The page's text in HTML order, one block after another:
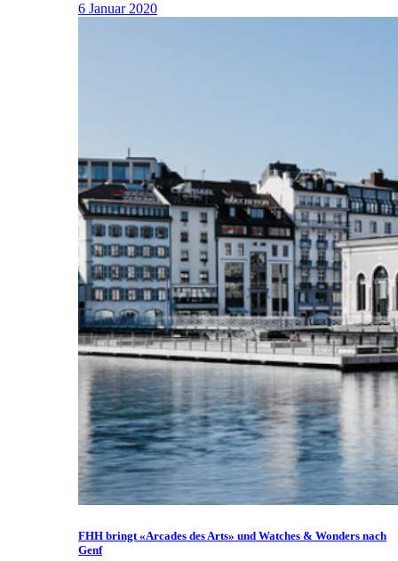
6 Januar 2020
FHH bringt «Arcades des Arts» und Watches & Wonders nach
Genf